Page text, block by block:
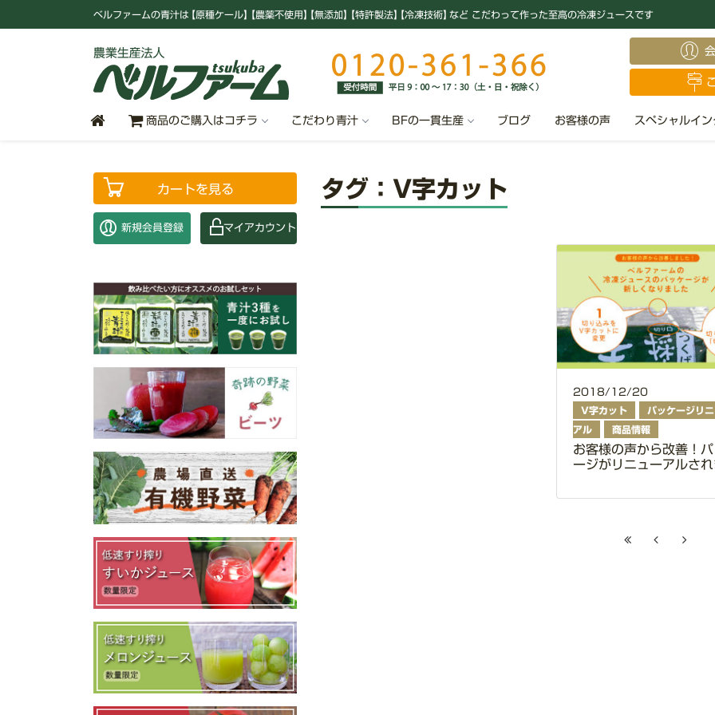
ベルファームの青汁は【原種ケール】【農薬不使用】【無添加】【特許製法】【冷凍技術】など こだわって作った至高の冷凍ジュースです
商品のご購入はコチラ こだわり青汁 BFの一貫生産 ブログ お客様の声 スペシャルイ
カートを見る
新規会員登録 マイアカウント
タグ：V字カット
2018/12/20
V字カット
パッケージリ
アル
商品情報
お客様の声から改善！
ージがリニューアルさ